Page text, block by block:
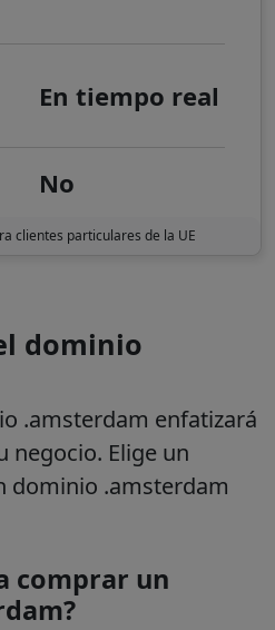
En tiempo real
No
clientes particulares de la UE
dominio
.amsterdam enfatizará
negocio. Elige un
dominio .amsterdam
comprar un